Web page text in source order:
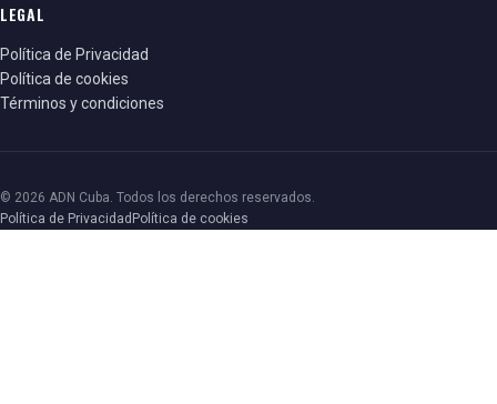
LEGAL
Política de Privacidad
Política de cookies
Términos y condiciones
© 2026 ADN Cuba. Todos los derechos reservados.
Política de Privacidad Política de cookies